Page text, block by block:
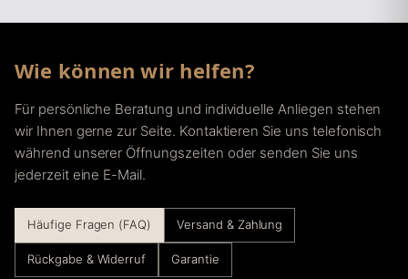
Wie können wir helfen?
Für persönliche Beratung und individuelle Anliegen stehen
wir Ihnen gerne zur Seite. Kontaktieren Sie uns telefonisch
während unserer Öffnungszeiten oder senden Sie uns
jederzeit eine E-Mail.
Häufige Fragen (FAQ) Versand & Zahlung
Rückgabe & Widerruf Garantie